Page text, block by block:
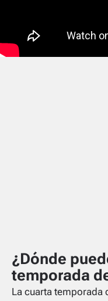
¿Dónde
temporada
La cuarta temporada